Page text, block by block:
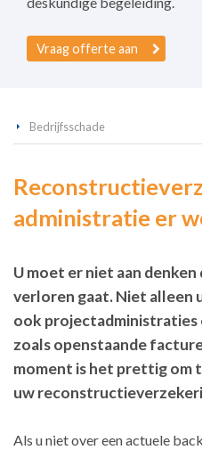
Vraag offerte aan
Bedrijfsschade
administratie er
U moet er niet aan
verloren gaat. Niet alleen
ook projectadministraties
zoals openstaande
moment is het prettig om
uw
Als u niet over een actuele